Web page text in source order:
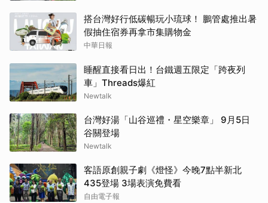
搭台灣好行低碳暢玩小琉球！ 鵬管處推出暑
假抽住宿券再拿市集購物金
中華日報
睡醒直接看日出！台鐵週五限定「跨夜列
車」Threads爆紅
Newtalk
台灣好湯「山谷巡禮・星空樂章」 9月5日
谷關登場
Newtalk
客語原創親子劇《燈怪》今晚7點半新北
435登場 3場表演免費看
自由電子報